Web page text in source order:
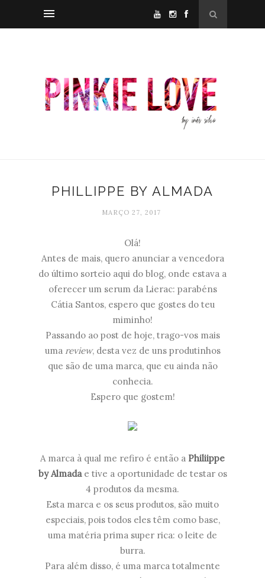
PHILLIPPE BY ALMADA
MARÇO 27, 2017
Olá!
Antes de mais, quero anunciar a vencedora
do último sorteio aqui do blog, onde estava a
oferecer um serum da Lierac: parabéns
Cátia Santos, espero que gostes do teu
miminho!
Passando ao post de hoje, trago-vos mais
uma review, desta vez de uns produtinhos
que são de uma marca, que eu ainda não
conhecia.
Espero que gostem!
A marca à qual me refiro é então a Philiippe
by Almadae tive a oportunidade de testar os
4 produtos da mesma.
Esta marca e os seus produtos, são muito
especiais, pois todos eles têm como base,
uma matéria prima super rica: o leite de
burra.
Para além disso, é uma marca totalmente